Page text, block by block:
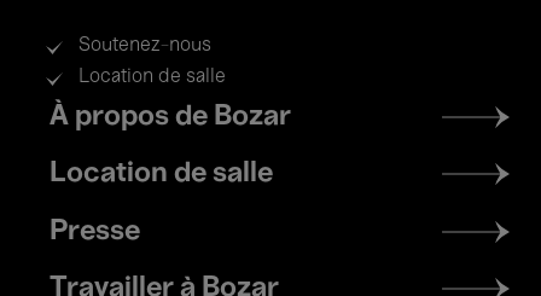
Soutenez-nous
Location de salle
Footer
menu
À propos de Bozar
Location de salle
Presse
Travailler à Bozar